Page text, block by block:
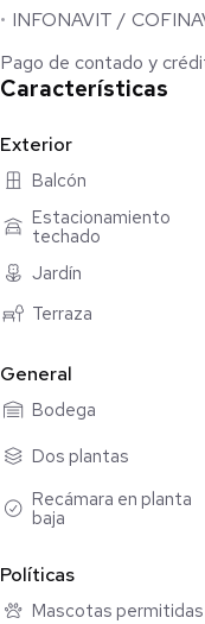
Seguridad: Acceso
barda perimetral.
Amenidades:
18 hoyos y club de alto
Infraestructura:
servicios públicos
Accesibilidad: Cuenta
el bienestar físico de
fomenta un estilo de
ideales para la
Envía WhatsApp para
INFONAVIT /
Pago de contado y
Características
Exterior
Balcón
Estacionamiento
techado
Jardín
Terraza
General
Bodega
Dos plantas
Recámara en planta
baja
Políticas
Mascotas permitidas